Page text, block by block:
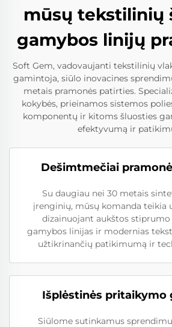
mūsų tekstilinių
gamybos linijų
Soft Gem, vadovaujanti tekstilinių
gamintoja, siūlo inovacines
metais pramonės patirties.
kokybės, prieinamos sistemos
komponentų ir kitoms šluosties
efektyvumą ir
Dešimtmečiai
Su daugiau nei 30 metais
įrenginių, mūsų komanda teikia
dizainuojant aukštos stiprumo
gamybos linijas ir modernias
užtikrinančių patikimumą ir
Išplėstinės pritaikymo
Siūlome sutinkamus